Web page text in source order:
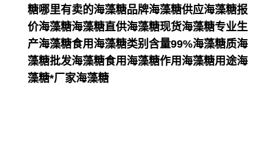
糖哪里有卖的海藻糖品牌海藻糖供应海藻糖报
价海藻糖海藻糖直供海藻糖现货海藻糖专业生
产海藻糖食用海藻糖类别含量99%海藻糖质海
藻糖批发海藻糖食用海藻糖作用海藻糖用途海
藻糖*厂家海藻糖